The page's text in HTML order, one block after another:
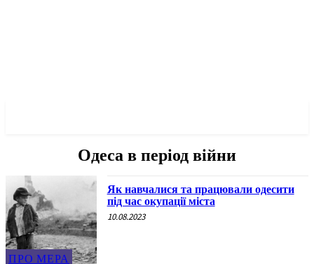
Одеса в період війни
ПРО МЕРА
Як навчалися та працювали одесити
під час окупації міста
10.08.2023